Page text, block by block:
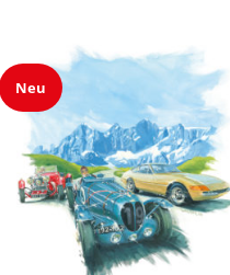
Neu